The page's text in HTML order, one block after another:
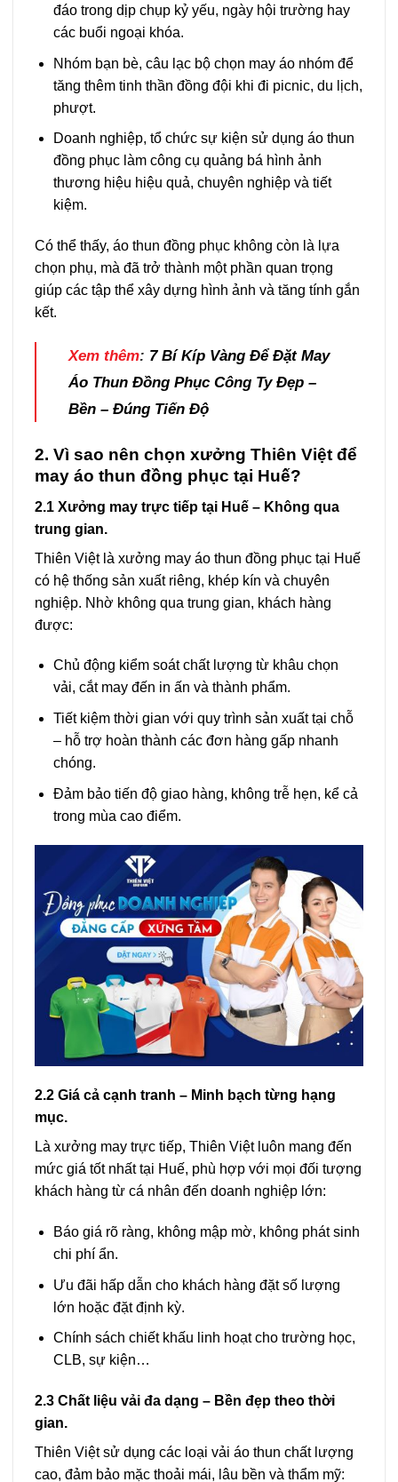
đáo trong dịp chụp kỷ yếu, ngày hội trường hay
các buổi ngoại khóa.
Nhóm bạn bè, câu lạc bộ chọn may áo nhóm để
tăng thêm tinh thần đồng đội khi đi picnic, du lịch,
phượt.
Doanh nghiệp, tổ chức sự kiện sử dụng áo thun
đồng phục làm công cụ quảng bá hình ảnh
thương hiệu hiệu quả, chuyên nghiệp và tiết
kiệm.
Có thể thấy, áo thun đồng phục không còn là lựa
chọn phụ, mà đã trở thành một phần quan trọng
giúp các tập thể xây dựng hình ảnh và tăng tính gắn
kết.
Xem thêm: 7 Bí Kíp Vàng Để Đặt May
Áo Thun Đồng Phục Công Ty Đẹp –
Bền – Đúng Tiến Độ
2. Vì sao nên chọn xưởng Thiên Việt để
may áo thun đồng phục tại Huế?
2.1 Xưởng may trực tiếp tại Huế – Không qua
trung gian.
Thiên Việt là xưởng may áo thun đồng phục tại Huế
có hệ thống sản xuất riêng, khép kín và chuyên
nghiệp. Nhờ không qua trung gian, khách hàng
được:
Chủ động kiểm soát chất lượng từ khâu chọn
vải, cắt may đến in ấn và thành phẩm.
Tiết kiệm thời gian với quy trình sản xuất tại chỗ
– hỗ trợ hoàn thành các đơn hàng gấp nhanh
chóng.
Đảm bảo tiến độ giao hàng, không trễ hẹn, kể cả
trong mùa cao điểm.
2.2 Giá cả cạnh tranh – Minh bạch từng hạng
mục.
Là xưởng may trực tiếp, Thiên Việt luôn mang đến
mức giá tốt nhất tại Huế, phù hợp với mọi đối tượng
khách hàng từ cá nhân đến doanh nghiệp lớn:
Báo giá rõ ràng, không mập mờ, không phát sinh
chi phí ẩn.
Ưu đãi hấp dẫn cho khách hàng đặt số lượng
lớn hoặc đặt định kỳ.
Chính sách chiết khấu linh hoạt cho trường học,
CLB, sự kiện…
2.3 Chất liệu vải đa dạng – Bền đẹp theo thời
gian.
Thiên Việt sử dụng các loại vải áo thun chất lượng
cao, đảm bảo mặc thoải mái, lâu bền và thẩm mỹ: